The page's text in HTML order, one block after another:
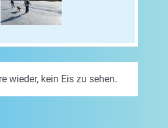
wieder, kein Eis zu sehen.